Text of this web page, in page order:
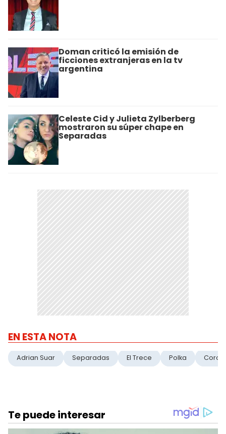
Doman criticó la emisión de
ficciones extranjeras en la tv
argentina
Celeste Cid y Julieta Zylberberg
mostraron su súper chape en
Separadas
EN ESTA NOTA
Adrian Suar Separadas El Trece Polka